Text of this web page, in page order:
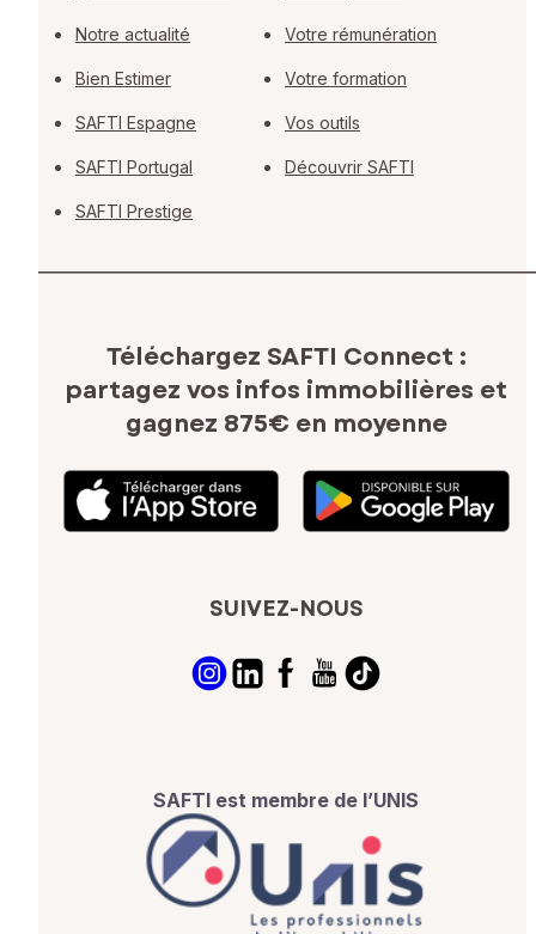
Notre actualité
Bien Estimer
SAFTI Espagne
SAFTI Portugal
SAFTI Prestige
Votre rémunération
Votre formation
Vos outils
Découvrir SAFTI
Téléchargez SAFTI Connect :
partagez vos infos immobilières et
gagnez 875€ en moyenne
SUIVEZ-NOUS
SAFTI est membre de l’UNIS